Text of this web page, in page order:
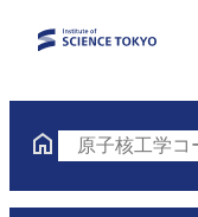
原子核工学コ